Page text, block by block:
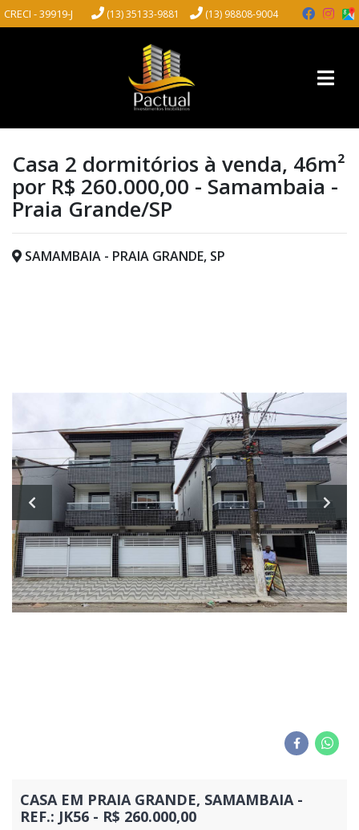
CRECI - 39919-J (13) 35133-9881 (13) 98808-9004
Casa 2 dormitórios à venda, 46m²
por R$ 260.000,00 - Samambaia -
Praia Grande/SP
SAMAMBAIA - PRAIA GRANDE, SP
CASA EM PRAIA GRANDE, SAMAMBAIA -
REF.: JK56 - R$ 260.000,00